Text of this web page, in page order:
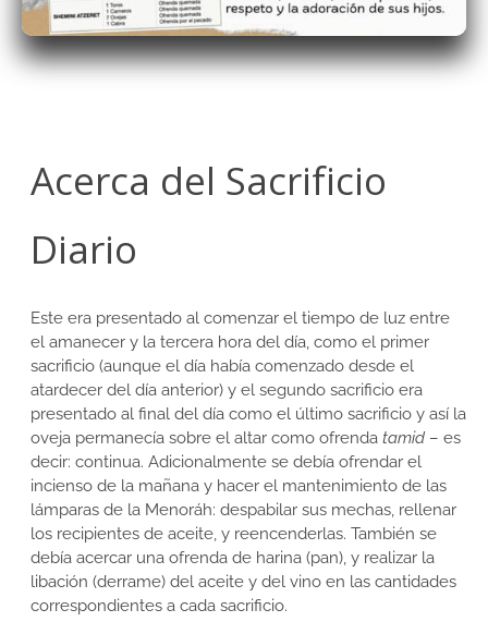
Acerca del Sacrificio
Diario
Este era presentado al comenzar el tiempo de luz entre
el amanecer y la tercera hora del día, como el primer
sacrificio (aunque el día había comenzado desde el
atardecer del día anterior) y el segundo sacrificio era
presentado al final del día como el último sacrificio y así la
oveja permanecía sobre el altar como ofrenda tamid – es
decir: continua. Adicionalmente se debía ofrendar el
incienso de la mañana y hacer el mantenimiento de las
lámparas de la Menoráh: despabilar sus mechas, rellenar
los recipientes de aceite, y reencenderlas. También se
debía acercar una ofrenda de harina (pan), y realizar la
libación (derrame) del aceite y del vino en las cantidades
correspondientes a cada sacrificio.